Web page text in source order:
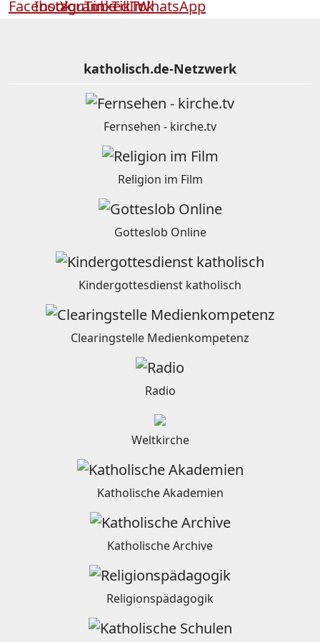
katholisch.de-Netzwerk
Fernsehen - kirche.tv
Religion im Film
Gotteslob Online
Kindergottesdienst katholisch
Clearingstelle Medienkompetenz
Radio
Weltkirche
Katholische Akademien
Katholische Archive
Religionspädagogik